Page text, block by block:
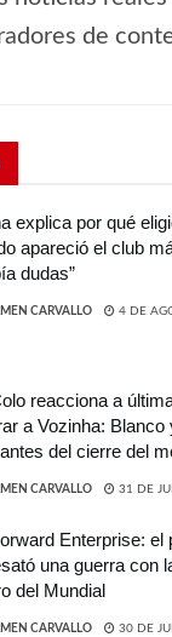
de
explica por qué
apareció el club
dudas”
CARVALLO 4 DE
reacciona a
a Vozinha:
del cierre del
CARVALLO 31 DE
Enterprise: el
una guerra con
del Mundial
CARVALLO 30 DE